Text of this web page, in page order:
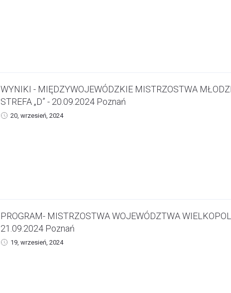
WYNIKI - MIĘDZYWOJEWÓDZKIE MISTRZOSTWA
STREFA „D” - 20.09.2024 Poznań
20, wrzesień, 2024
PROGRAM- MISTRZOSTWA WOJEWÓDZTWA
21.09.2024 Poznań
19, wrzesień, 2024